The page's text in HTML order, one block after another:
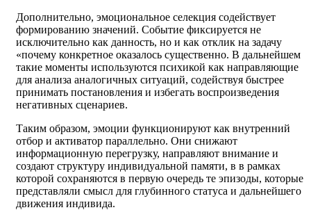
Дополнительно, эмоциональное селекция содействует
формированию значений. Событие фиксируется не
исключительно как данность, но и как отклик на задачу
«почему конкретное оказалось существенно. В дальнейшем
такие моменты используются психикой как направляющие
для анализа аналогичных ситуаций, содействуя быстрее
принимать постановления и избегать воспроизведения
негативных сценариев.
Таким образом, эмоции функционируют как внутренний
отбор и активатор параллельно. Они снижают
информационную перегрузку, направляют внимание и
создают структуру индивидуальной памяти, в в рамках
которой сохраняются в первую очередь те эпизоды, которые
представляли смысл для глубинного статуса и дальнейшего
движения индивида.